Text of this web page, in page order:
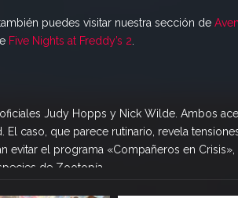
puedes visitar nuestra sección de
Five Nights at Freddy’s 2
Judy Hopps y Nick Wilde. Ambos
El caso, que parece rutinario, revela
evitar el programa «Compañeros en
de Zootopía.